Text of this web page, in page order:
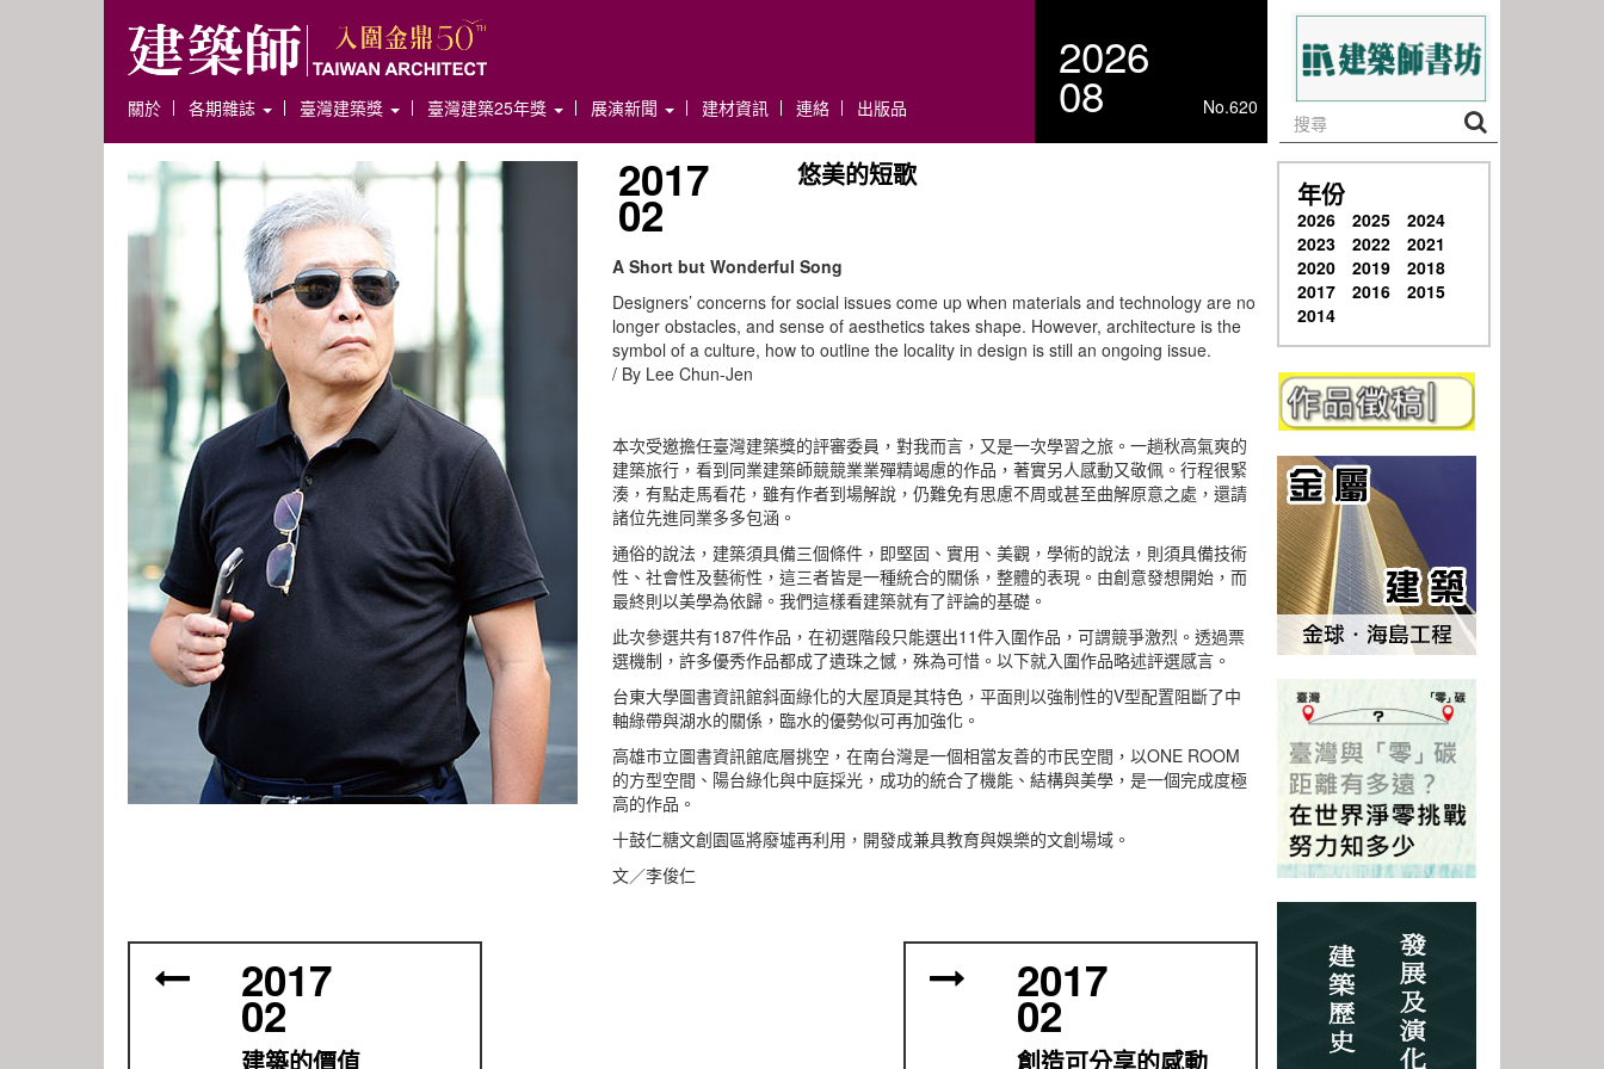
關於 各期雜誌 臺灣建築獎 臺灣建築25年獎 展演新聞 建材資訊 連絡 出版品
2026
08 No.620
2017
02
悠美的短歌
A Short but Wonderful Song
Designers’ concerns for social issues come up when materials and technology are no
longer obstacles, and sense of aesthetics takes shape. However, architecture is the
symbol of a culture, how to outline the locality in design is still an ongoing issue.
/ By Lee Chun-Jen
本次受邀擔任臺灣建築獎的評審委員，對我而言，又是一次學習之旅。一趟秋高氣爽的
建築旅行，看到同業建築師競競業業殫精竭慮的作品，著實另人感動又敬佩。行程很緊
湊，有點走馬看花，雖有作者到場解說，仍難免有思慮不周或甚至曲解原意之處，還請
諸位先進同業多多包涵。
通俗的說法，建築須具備三個條件，即堅固、實用、美觀，學術的說法，則須具備技術
性、社會性及藝術性，這三者皆是一種統合的關係，整體的表現。由創意發想開始，而
最終則以美學為依歸。我們這樣看建築就有了評論的基礎。
此次參選共有187件作品，在初選階段只能選出11件入圍作品，可謂競爭激烈。透過票
選機制，許多優秀作品都成了遺珠之憾，殊為可惜。以下就入圍作品略述評選感言。
台東大學圖書資訊館斜面綠化的大屋頂是其特色，平面則以強制性的V型配置阻斷了中
軸綠帶與湖水的關係，臨水的優勢似可再加強化。
高雄巿立圖書資訊館底層挑空，在南台灣是一個相當友善的巿民空間，以ONE ROOM
的方型空間、陽台綠化與中庭採光，成功的統合了機能、結構與美學，是一個完成度極
高的作品。
十鼓仁糖文創園區將廢墟再利用，開發成兼具教育與娛樂的文創場域。
文／李俊仁
2017
02
建築的價值
2017
02
創造可分享的感動
年份
2026 2025
2024
2023
2022
2021
2020
2019
2018
2017
2016
2015
2014